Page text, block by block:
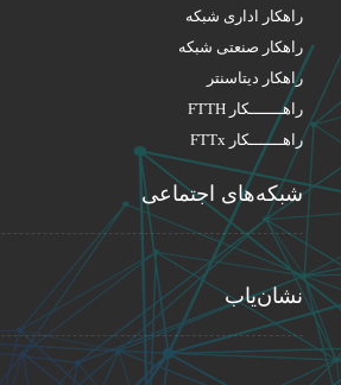
راهکار اداری شبکه
راهکار صنعتی شبکه
راهکار دیتاسنتر
راهـــــــکار FTTH
راهـــــــکار FTTx
شبکه‌های اجتماعی
نشان‌یاب